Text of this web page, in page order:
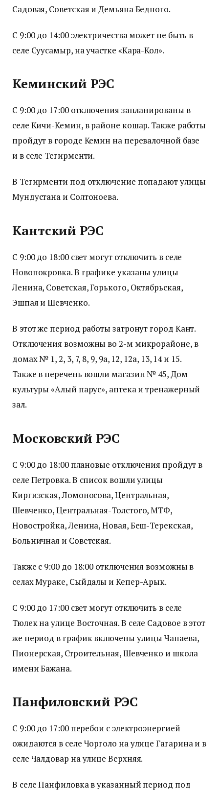
Садовая, Советская и Демьяна Бедного.
С 9:00 до 14:00 электричества может не быть в
селе Суусамыр, на участке «Кара-Кол».
Кеминский РЭС
С 9:00 до 17:00 отключения запланированы в
селе Кичи-Кемин, в районе кошар. Также работы
пройдут в городе Кемин на перевалочной базе
и в селе Тегирменти.
В Тегирменти под отключение попадают улицы
Мундустана и Солтоноева.
Кантский РЭС
С 9:00 до 18:00 свет могут отключить в селе
Новопокровка. В графике указаны улицы
Ленина, Советская, Горького, Октябрьская,
Эшпая и Шевченко.
В этот же период работы затронут город Кант.
Отключения возможны во 2-м микрорайоне, в
домах № 1, 2, 3, 7, 8, 9, 9а, 12, 12а, 13, 14 и 15.
Также в перечень вошли магазин № 45, Дом
культуры «Алый парус», аптека и тренажерный
зал.
Московский РЭС
С 9:00 до 18:00 плановые отключения пройдут в
селе Петровка. В список вошли улицы
Киргизская, Ломоносова, Центральная,
Шевченко, Центральная-Толстого, МТФ,
Новостройка, Ленина, Новая, Беш-Терекская,
Больничная и Советская.
Также с 9:00 до 18:00 отключения возможны в
селах Мураке, Сыйдалы и Кепер-Арык.
С 9:00 до 17:00 свет могут отключить в селе
Тюлек на улице Восточная. В селе Садовое в этот
же период в график включены улицы Чапаева,
Пионерская, Строительная, Шевченко и школа
имени Бажана.
Панфиловский РЭС
С 9:00 до 17:00 перебои с электроэнергией
ожидаются в селе Чорголо на улице Гагарина и в
селе Чалдовар на улице Верхняя.
В селе Панфиловка в указанный период под